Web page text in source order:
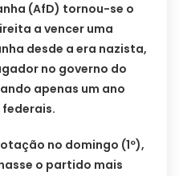
(AfD) tornou-se o
a vencer uma
desde a era nazista,
no governo do
apenas um ano
no domingo (1º),
o partido mais